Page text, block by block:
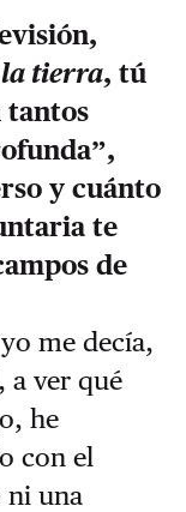
tierra, tú
tantos
y cuánto
te
de
me decía,
a ver qué
he
con el
ni una